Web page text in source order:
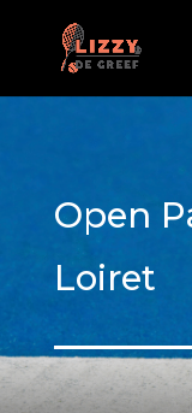
Open
Loiret